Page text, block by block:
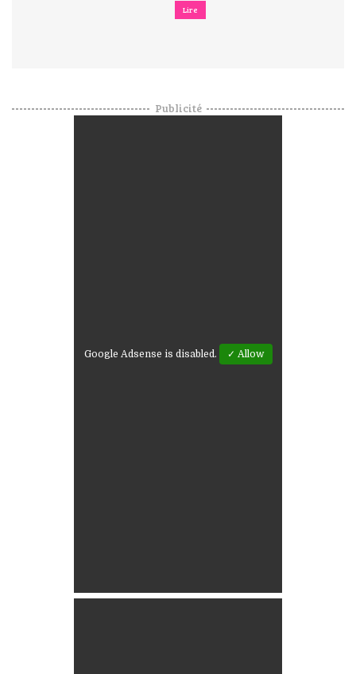
Lire
Publicité
Google Adsense is disabled. ✓ Allow